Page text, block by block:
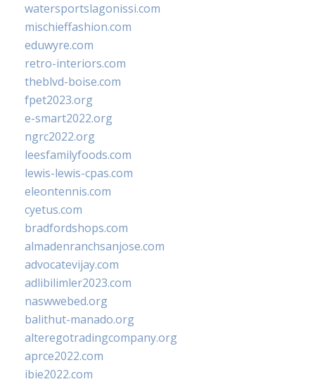
watersportslagonissi.com
mischieffashion.com
eduwyre.com
retro-interiors.com
theblvd-boise.com
fpet2023.org
e-smart2022.org
ngrc2022.org
leesfamilyfoods.com
lewis-lewis-cpas.com
eleontennis.com
cyetus.com
bradfordshops.com
almadenranchsanjose.com
advocatevijay.com
adlibilimler2023.com
naswwebed.org
balithut-manado.org
alteregotradingcompany.org
aprce2022.com
ibie2022.com